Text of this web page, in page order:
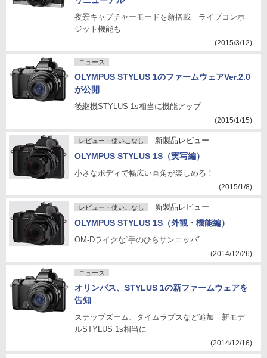
夜景キャプチャーモードを新搭載 ライブコンポ
ジット機能も
(2015/3/12)
ニュース
OLYMPUS STYLUS 1のファームウェアVer.2.0
が公開
後継機STYLUS 1s相当に機能アップ
(2015/1/15)
レビュー・使いこなし 新製品レビュー
OLYMPUS STYLUS 1S（実写編）
小さなボディで幅広い画角が楽しめる！
(2015/1/8)
レビュー・使いこなし 新製品レビュー
OLYMPUS STYLUS 1S（外観・機能編）
OM-Dライクな“手のひらサンニッパ”
(2014/12/26)
ニュース
オリンパス、STYLUS 1の新ファームウェアを
告知
ステップズーム、タイムラプスなど追加 新モデ
ルSTYLUS 1s相当に
(2014/12/16)